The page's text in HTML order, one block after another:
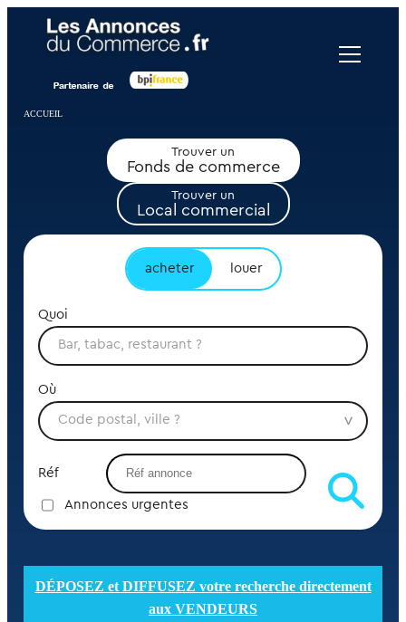
ACCUEIL
Trouver un
Fonds de commerce
Trouver un
Local commercial
acheter louer
Quoi
Où
Réf
Annonces urgentes
DÉPOSEZ et DIFFUSEZ votre recherche directement
aux VENDEURS
Panneau de gestion des cookies